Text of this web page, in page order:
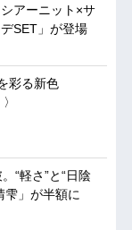
アーニット×サ
SET」が登場
彩る新色
“軽さ”と“日陰
雫」が半額に